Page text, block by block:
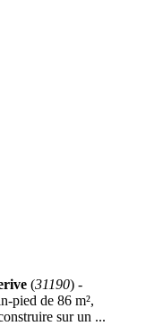
(31190) -
pied de 86 m²,
sur un ...